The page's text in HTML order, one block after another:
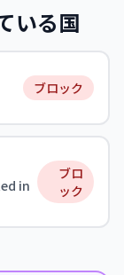
いる国
ブロック
in
ブロ
ック